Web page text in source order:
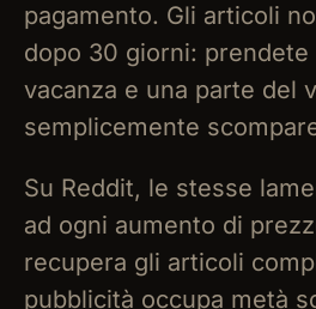
pagamento. Gli articoli
dopo 30 giorni:
vacanza e una parte del
semplicemente
Su Reddit, le stesse
ad ogni aumento di
recupera gli articoli
pubblicità occupa metà